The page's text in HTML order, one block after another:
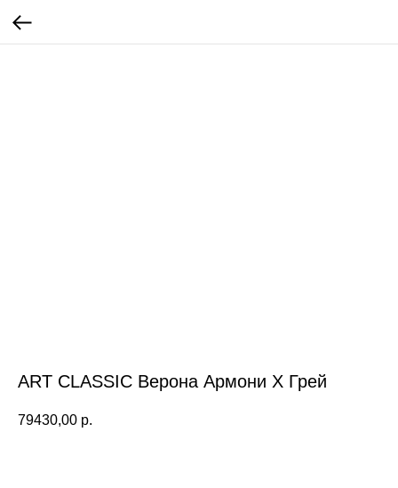
ART CLASSIC Верона Армони Х Грей
79430,00 р.